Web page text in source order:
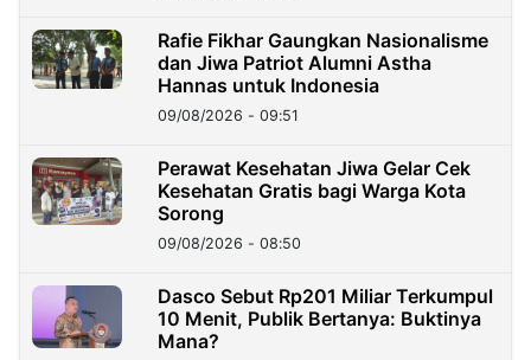
Rafie Fikhar Gaungkan Nasionalisme
dan Jiwa Patriot Alumni Astha
Hannas untuk Indonesia
09/08/2026 - 09:51
Perawat Kesehatan Jiwa Gelar Cek
Kesehatan Gratis bagi Warga Kota
Sorong
09/08/2026 - 08:50
Dasco Sebut Rp201 Miliar Terkumpul
10 Menit, Publik Bertanya: Buktinya
Mana?